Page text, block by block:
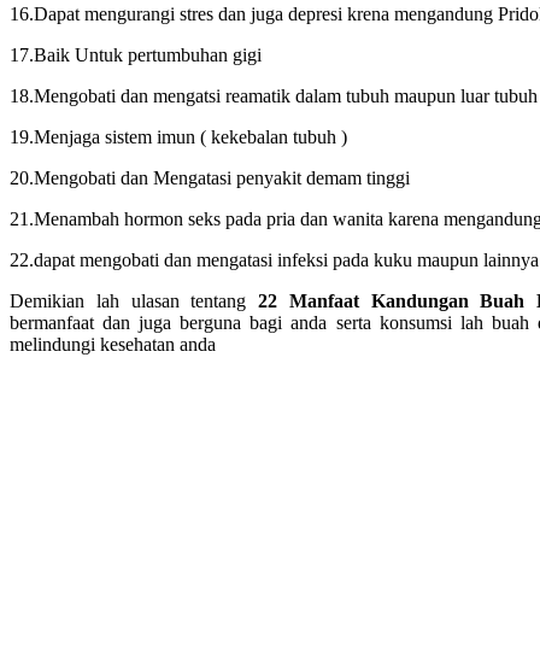
16.Dapat mengurangi stres dan juga depresi krena mengandung
17.Baik Untuk pertumbuhan gigi
18.Mengobati dan mengatsi reamatik dalam tubuh maupun luar tubuh
19.Menjaga sistem imun ( kekebalan tubuh )
20.Mengobati dan Mengatasi penyakit demam tinggi
21.Menambah hormon seks pada pria dan wanita karena
22.dapat mengobati dan mengatasi infeksi pada kuku maupun lainnya
Demikian lah ulasan tentang22 Manfaat Kandungan
bermanfaat dan juga berguna bagi anda serta konsumsi lah buah
melindungi kesehatan anda